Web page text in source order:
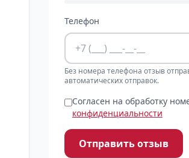
Телефон
Без номера телефона отзыв
автоматических отправок.
Согласен на обработку
конфиденциальности
Отправить отзыв